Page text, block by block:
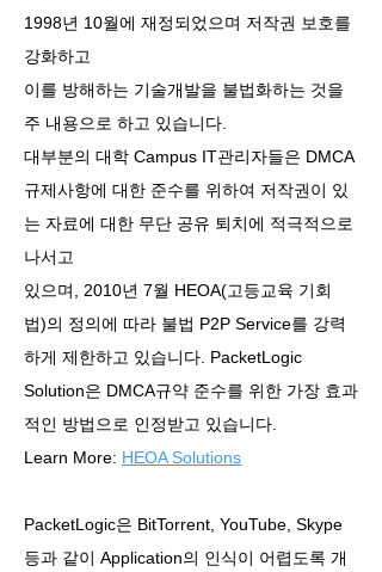
1998년 10월에 재정되었으며 저작권 보호를
강화하고
이를 방해하는 기술개발을 불법화하는 것을
주 내용으로 하고 있습니다.
대부분의 대학 Campus IT관리자들은 DMCA
규제사항에 대한 준수를 위하여 저작권이 있
는 자료에 대한 무단 공유 퇴치에 적극적으로
나서고
있으며, 2010년 7월 HEOA(고등교육 기회
법)의 정의에 따라 불법 P2P Service를 강력
하게 제한하고 있습니다. PacketLogic
Solution은 DMCA규약 준수를 위한 가장 효과
적인 방법으로 인정받고 있습니다.
Learn More: HEOA Solutions
PacketLogic은 BitTorrent, YouTube, Skype
등과 같이 Application의 인식이 어렵도록 개